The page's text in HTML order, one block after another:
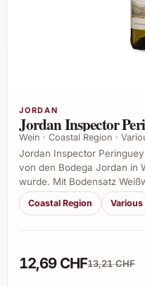
JORDAN
Jordan Inspector
Wein · Coastal Region ·
Jordan Inspector
von den Bodega Jordan in
wurde. Mit Bodensatz
Coastal Region Various
12,69 CHF13,21 CHF